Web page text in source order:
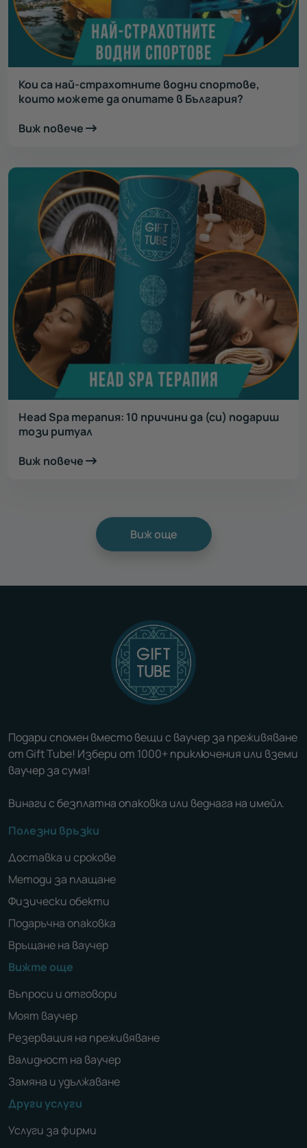
Кои са най-страхотните водни спортове,
които можете да опитате в България?
Виж повече
Head Spa терапия: 10 причини да (си) подариш
този ритуал
Виж повече
Виж още
Подари спомен вместо вещи с ваучер за преживяване
от Gift Tube! Избери от 1000+ приключения или вземи
ваучер за сума!
Винаги с безплатна опаковка или веднага на имейл.
Полезни връзки
Доставка и срокове
Методи за плащане
Физически обекти
Подаръчна опаковка
Връщане на ваучер
Вижте още
Въпроси и отговори
Моят ваучер
Резервация на преживяване
Валидност на ваучер
Замяна и удължаване
Други услуги
Услуги за фирми